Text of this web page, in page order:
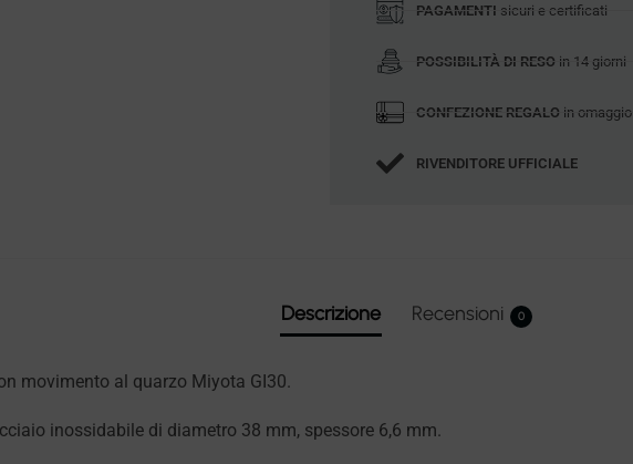
PAGAMENTI sicuri e certificati
POSSIBILITÀ DI RESO in 14 giorni
CONFEZIONE REGALO in omaggio
RIVENDITORE UFFICIALE
Descrizione Recensioni 0
movimento al quarzo Miyota GI30.
inossidabile di diametro 38 mm, spessore 6,6 mm.